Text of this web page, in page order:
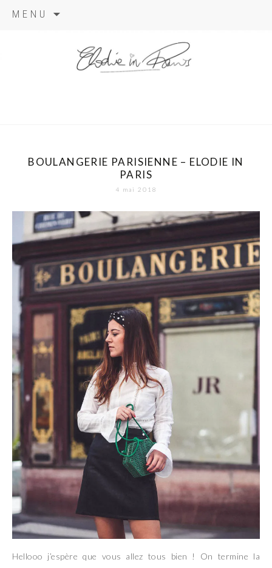
MENU
BOULANGERIE PARISIENNE – ELODIE IN
PARIS
4 mai 2018
Hellooo j’espère que vous allez tous bien ! On termine la